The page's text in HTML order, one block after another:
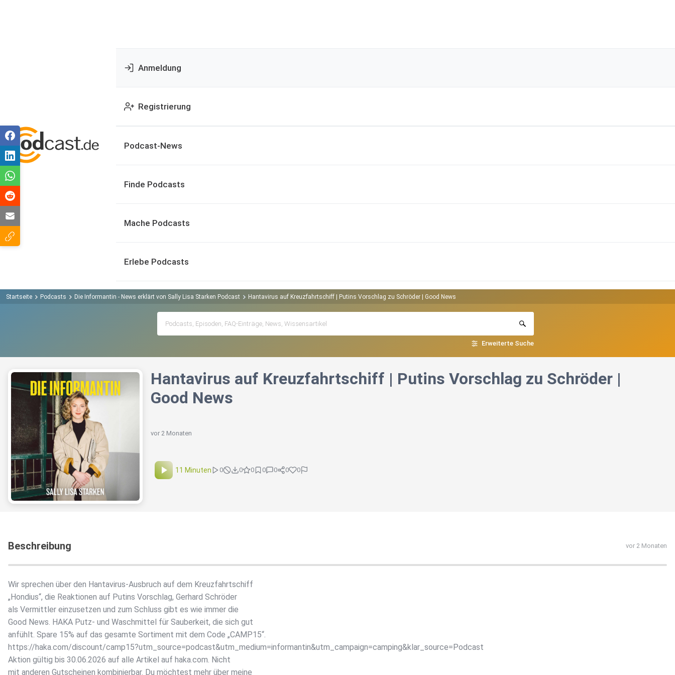
Anmeldung
Registrierung
Podcast-News
Finde Podcasts
Mache Podcasts
Erlebe Podcasts
Startseite Podcasts Die Informantin - News erklärt von Sally Lisa Starken Podcast Hantavirus auf Kreuzfahrtschiff | Putins Vorschlag zu Schröder | Good News
Erweiterte Suche
Hantavirus auf Kreuzfahrtschiff | Putins Vorschlag zu Schröder |
Good News
vor 2 Monaten
11 Minuten 0 0 0 0 0 0 0
Beschreibung vor 2 Monaten
Wir sprechen über den Hantavirus-Ausbruch auf dem Kreuzfahrtschiff
„Hondius“, die Reaktionen auf Putins Vorschlag, Gerhard Schröder
als Vermittler einzusetzen und zum Schluss gibt es wie immer die
Good News. HAKA Putz- und Waschmittel für Sauberkeit, die sich gut
anfühlt. Spare 15% auf das gesamte Sortiment mit dem Code „CAMP15“.
https://haka.com/discount/camp15?utm_source=podcast&utm_medium=informantin&utm_campaign=camping&klar_source=Podcast
Aktion gültig bis 30.06.2026 auf alle Artikel auf haka.com. Nicht
mit anderen Gutscheinen kombinierbar. Du möchtest mehr über meine